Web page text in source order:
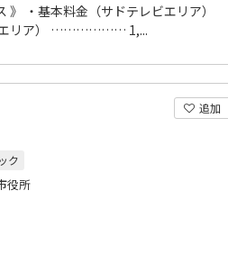
・基本料金（サドテレビエリア）
エリア） ……………… 1,...
追加
ク
役所